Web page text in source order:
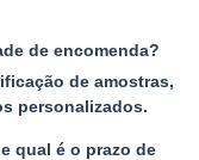
de encomenda?
de amostras,
personalizados.
qual é o prazo de